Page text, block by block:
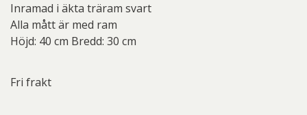
Inramad i äkta träram svart
Alla mått är med ram
Höjd: 40 cm Bredd: 30 cm
Fri frakt